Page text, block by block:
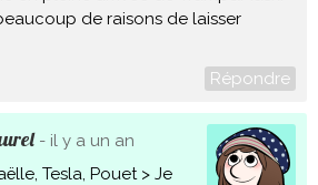
de raisons de laisser
Répondre
- il y a un an
Tesla, Pouet > Je